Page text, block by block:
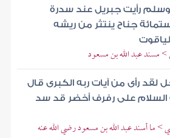
وسلم رأيت جبريل عند سدرة
جناح ينتثر من ريشه
> مسند عبد الله بن مسعود
لقد رأى من آيات ربه الكبرى قال
السلام على رفرف أخضر قد سد
> ما أسند عبد الله بن مسعود رضي الله عنه